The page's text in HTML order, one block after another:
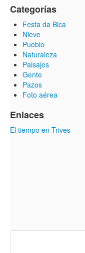
Categorías
Festa da Bica
Nieve
Pueblo
Naturaleza
Paisajes
Gente
Pazos
Foto aérea
Enlaces
El tiempo en Trives